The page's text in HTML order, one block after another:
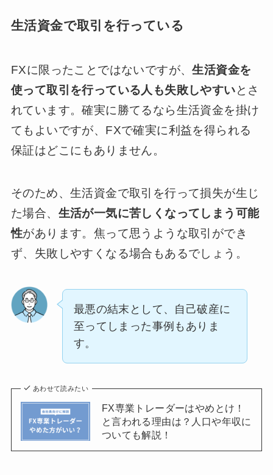
生活資金で取引を行っている
FXに限ったことではないですが、生活資金を
使って取引を行っている人も失敗しやすいとさ
れています。確実に勝てるなら生活資金を掛け
てもよいですが、FXで確実に利益を得られる
保証はどこにもありません。
そのため、生活資金で取引を行って損失が生じ
た場合、 生活が一気に苦しくなってしまう可能
性があります。焦って思うような取引ができ
ず、失敗しやすくなる場合もあるでしょう。
最悪の結末として、自己破産に
至ってしまった事例もありま
す。
あわせて読みたい
FX専業トレーダーはやめとけ！
と言われる理由は？人口や年収に
ついても解説！